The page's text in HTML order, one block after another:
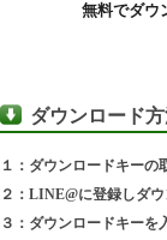
無料でダウ
ダウンロード
１：ダウンロードキーの
２：LINE@に登録しダ
３：ダウンロードキーを